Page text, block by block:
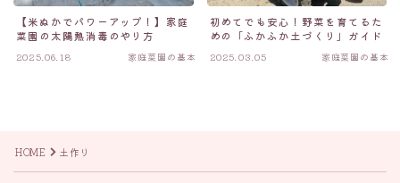
【米ぬかでパワーアップ！】家庭
菜園の太陽熱消毒のやり方
2025.06.18 家庭菜園の基本
初めてでも安心！野菜を育てるた
めの「ふかふか土づくり」ガイド
2025.03.05 家庭菜園の基本
HOME 土作り